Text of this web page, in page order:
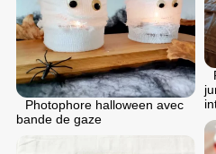
Photophore halloween avec
bande de gaze